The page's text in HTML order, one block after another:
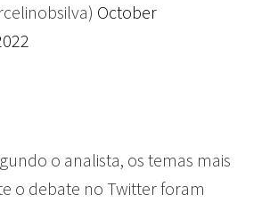
October
o analista, os temas mais
o debate no Twitter foram